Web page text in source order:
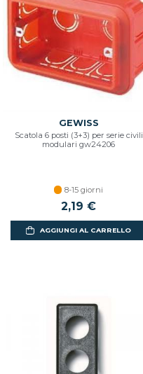
GEWISS
Scatola 6 posti (3+3) per serie civili
modulari gw24206
8-15 giorni
2,19 €
AGGIUNGI AL CARRELLO